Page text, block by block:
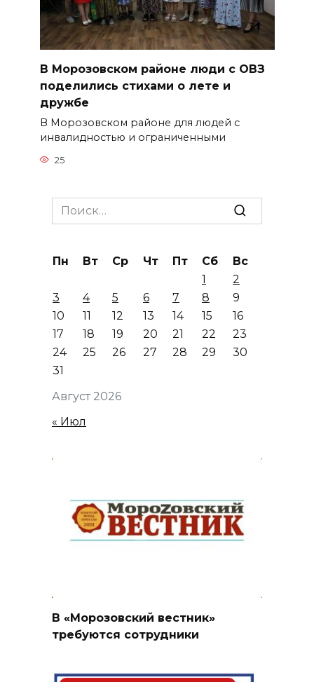
В Морозовском районе люди с ОВЗ
поделились стихами о лете и
дружбе
В Морозовском районе для людей с
инвалидностью и ограниченными
25
Search
for:
Август 2026
Пн Вт Ср Чт Пт Сб
Вс
1
2
3
4 5 6 7 8
9
10
11 12 13 14 15
16
17
18 19 20 21 22
23
24
25 26 27 28 29
30
31
« Июл
В «Морозовский вестник»
требуются сотрудники